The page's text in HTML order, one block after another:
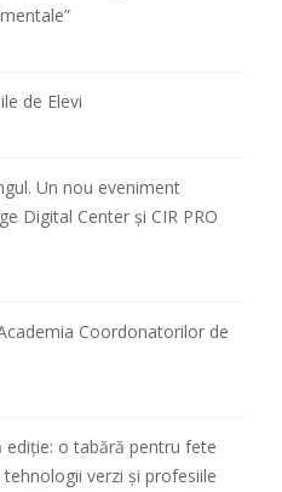
de Elevi
Un nou eveniment
Digital Center și CIR PRO
Coordonatorilor de
ediție: o tabără pentru fete
verzi și profesiile